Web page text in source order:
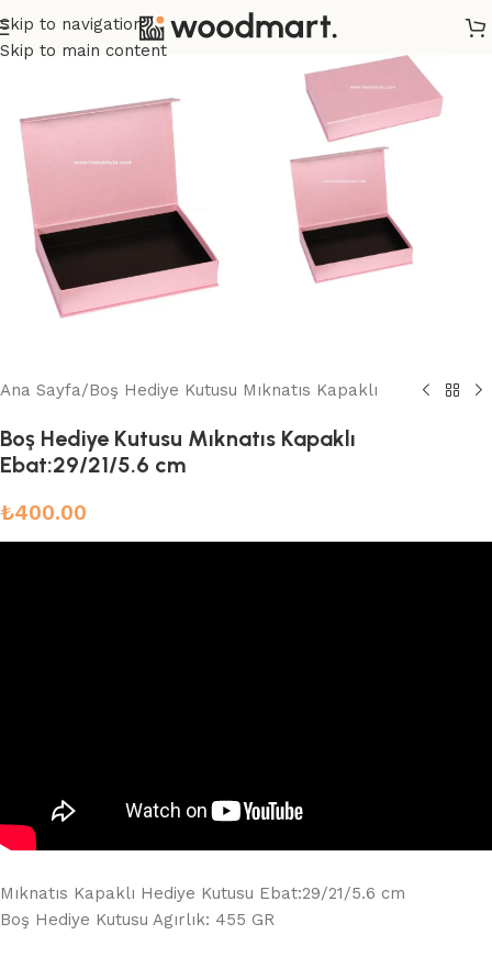
Skip to navigation
Skip to main content
Ana Sayfa/Boş Hediye Kutusu Mıknatıs Kapaklı
Boş Hediye Kutusu Mıknatıs Kapaklı
Ebat:29/21/5.6 cm
₺400.00
Mıknatıs Kapaklı Hediye Kutusu Ebat:29/21/5.6 cm
Boş Hediye Kutusu Agırlık: 455 GR